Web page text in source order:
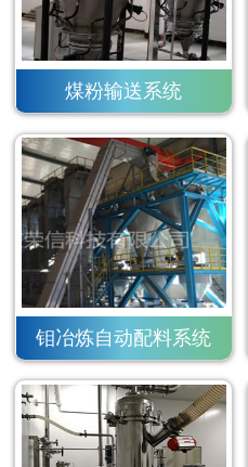
煤粉输送系统
钼冶炼自动配料系统